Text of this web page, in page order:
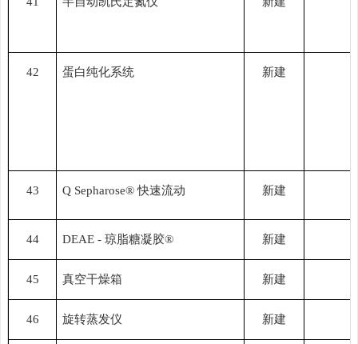
42 蛋白纯化系统 新建
43 Q Sepharose® 快速流动 新建
44 DEAE - 琼脂糖凝胶® 新建
45 真空干燥箱 新建
46 旋转蒸发仪 新建